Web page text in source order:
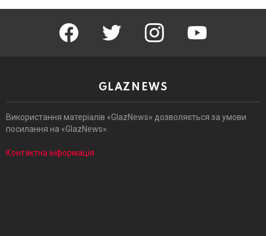
facebook twitter instagram
GLAZNEWS
Використання матеріалів «GlazNews» дозволяється за умови
посилання на «GlazNews».
Контактна інформація